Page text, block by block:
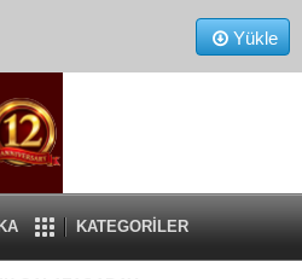
Yükle
KATEGORİLER